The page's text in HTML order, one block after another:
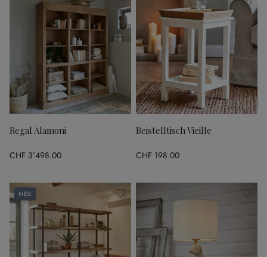
Regal Alamoni
CHF 3’498.00
Beistelltisch Vieille
CHF 198.00
Neu